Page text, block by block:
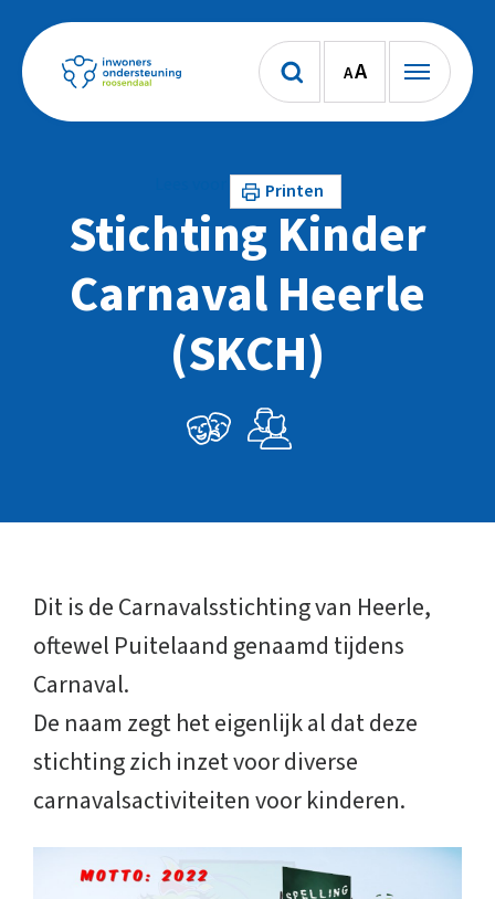
AA
Printen
Stichting Kinder
Carnaval Heerle
(SKCH)
Dit is de Carnavalsstichting van Heerle,
oftewel Puitelaand genaamd tijdens
Carnaval.
De naam zegt het eigenlijk al dat deze
stichting zich inzet voor diverse
carnavalsactiviteiten voor kinderen.